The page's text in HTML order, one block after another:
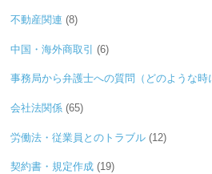
不動産関連 (8)
中国・海外商取引 (6)
事務局から弁護士への質問（どのような時
会社法関係 (65)
労働法・従業員とのトラブル (12)
契約書・規定作成 (19)